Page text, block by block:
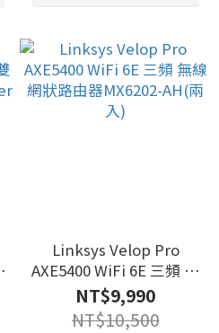
Linksys Velop Pro
AXE5400 WiFi 6E 三頻 無
線網狀路由器MX6202-
AH(兩入)
NT$9,990
NT$10,500